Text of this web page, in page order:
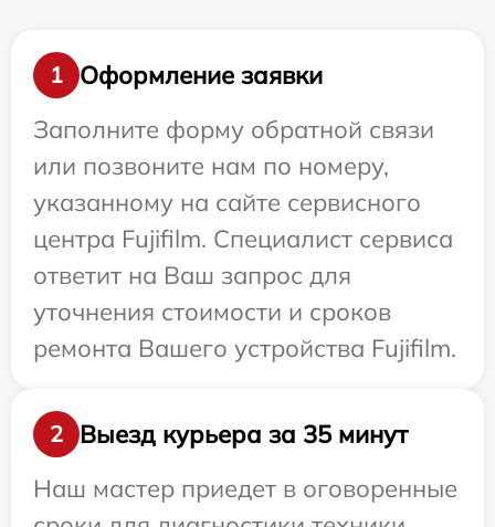
1
Оформление заявки
Заполните форму обратной связи
или позвоните нам по номеру,
указанному на сайте сервисного
центра Fujifilm. Специалист сервиса
ответит на Ваш запрос для
уточнения стоимости и сроков
ремонта Вашего устройства Fujifilm.
2
Выезд курьера за 35 минут
Наш мастер приедет в оговоренные